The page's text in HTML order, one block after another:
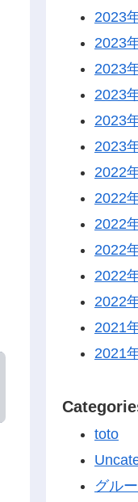
2023
2023
2023
2023
2023
2023
2022
2022
2022
2022
2022
2022
2021
2021
toto
グル